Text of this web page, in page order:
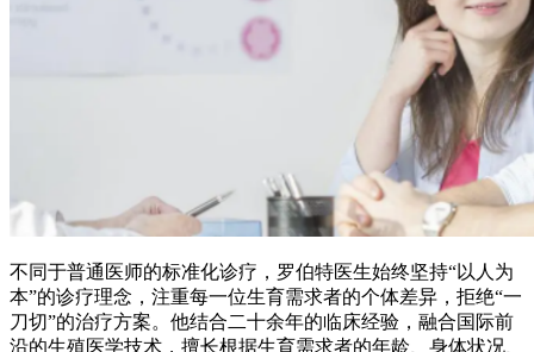
不同于普通医师的标准化诊疗，罗伯特医生始终坚持“以人为
本”的诊疗理念，注重每一位生育需求者的个体差异，拒绝“一
刀切”的治疗方案。他结合二十余年的临床经验，融合国际前
沿的生殖医学技术，擅长根据生育需求者的年龄、身体状况、